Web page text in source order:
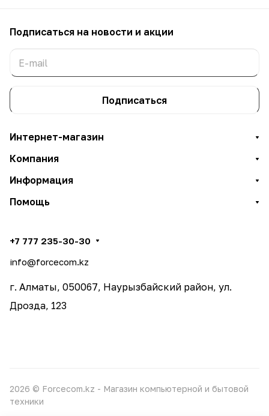
Подписаться на новости и акции
Подписаться
Интернет-магазин
Компания
Информация
Помощь
+7 777 235-30-30
info@forcecom.kz
г. Алматы, 050067, Наурызбайский район, ул.
Дрозда, 123
2026 © Forcecom.kz - Магазин компьютерной и бытовой
техники